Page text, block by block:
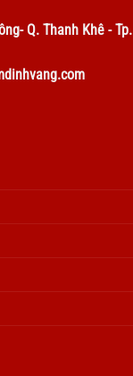
Q. Thanh Khê -